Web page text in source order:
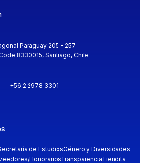
Paraguay 205 - 257
8330015, Santiago, Chile
+56 2 2978 3301
de EstudiosGénero y Diversidades
HonorariosTransparenciaTiendita